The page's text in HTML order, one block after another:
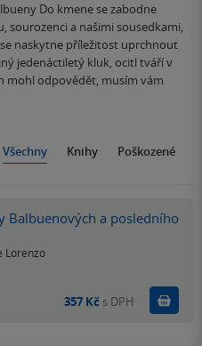
Do kmene se zabodne
sourozenci a našimi sousedkami,
naskytne příležitost uprchnout
jedenáctiletý kluk, ocitl tváří v
mohl odpovědět, musím vám
Všechny Knihy Poškozené
Balbuenových a posledního
Lorenzo
357 Kč s DPH